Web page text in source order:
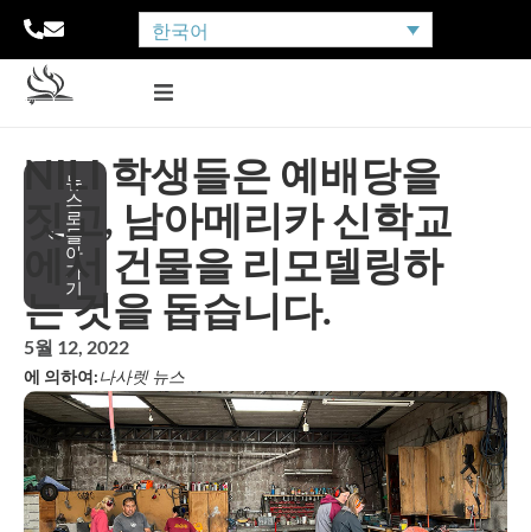
한국어
뉴
스
로
돌
아
가
기
NILI 학생들은 예배당을
짓고, 남아메리카 신학교
에서 건물을 리모델링하
는 것을 돕습니다.
5월 12, 2022
에 의하여:나사렛 뉴스